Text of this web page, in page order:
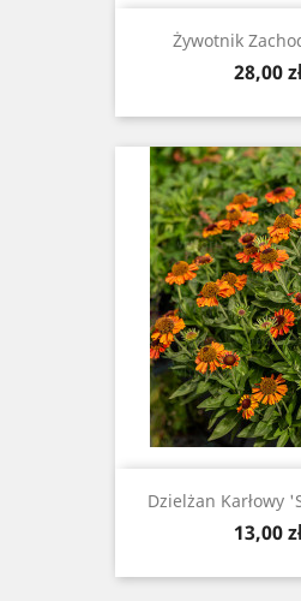
Żywotnik
Cena
28,00
Dzielżan Karłowy
Cena
13,00